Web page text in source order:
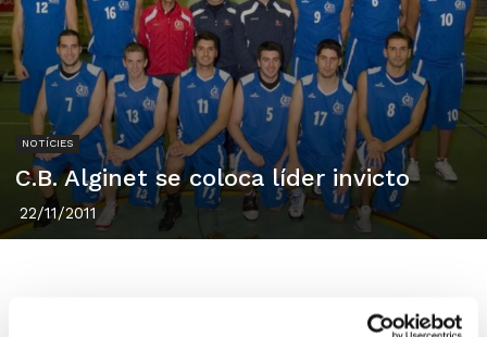
NOTÍCIES
C.B. Alginet se coloca líder invicto
22/11/2011